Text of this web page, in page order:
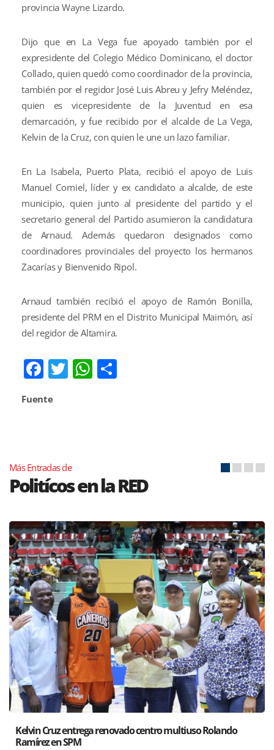
provincia Wayne Lizardo.
Dijo que en La Vega fue apoyado también por el
expresidente del Colegio Médico Dominicano, el doctor
Collado, quien quedó como coordinador de la provincia,
también por el regidor José Luis Abreu y Jefry Meléndez,
quien es vicepresidente de la Juventud en esa
demarcación, y fue recibido por el alcalde de La Vega,
Kelvin de la Cruz, con quien le une un lazo familiar.
En La Isabela, Puerto Plata, recibió el apoyo de Luis
Manuel Corniel, líder y ex candidato a alcalde, de este
municipio, quien junto al presidente del partido y el
secretario general del Partido asumieron la candidatura
de Arnaud. Además quedaron designados como
coordinadores provinciales del proyecto los hermanos
Zacarías y Bienvenido Ripol.
Arnaud también recibió el apoyo de Ramón Bonilla,
presidente del PRM en el Distrito Municipal Maimón, así
del regidor de Altamira.
Facebook
TwitterWhatsApp
Fuente
Más Entradas de
Politícos en la RED
Santiago acoge exposición del Ministro de Cultura
Poder de las Buenas Palabras”